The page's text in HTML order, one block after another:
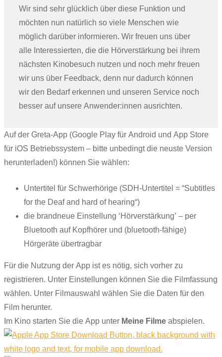
Wir sind sehr glücklich über diese Funktion und
möchten nun natürlich so viele Menschen wie
möglich darüber informieren. Wir freuen uns über
alle Interessierten, die die Hörverstärkung bei ihrem
nächsten Kinobesuch nutzen und noch mehr freuen
wir uns über Feedback, denn nur dadurch können
wir den Bedarf erkennen und unseren Service noch
besser auf unsere Anwender:innen ausrichten.
Auf der Greta-App (Google Play für Android und App Store
für iOS Betriebssystem – bitte unbedingt die neuste Version
herunterladen!) können Sie wählen:
Untertitel für Schwerhörige (SDH-Untertitel = “Subtitles
for the Deaf and hard of hearing“)
die brandneue Einstellung ‘Hörverstärkung’ – per
Bluetooth auf Kopfhörer und (bluetooth-fähige)
Hörgeräte übertragbar
Für die Nutzung der App ist es nötig, sich vorher zu
registrieren. Unter Einstellungen können Sie die Filmfassung
wählen. Unter Filmauswahl wählen Sie die Daten für den
Film herunter.
Im Kino starten Sie die App unter Meine Filme abspielen.